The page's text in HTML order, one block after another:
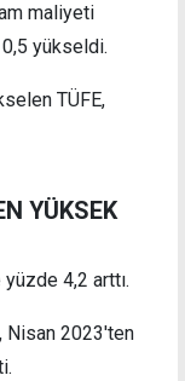
maliyeti
yükseldi.
TÜFE,
YÜKSEK
4,2 arttı.
Nisan 2023'ten